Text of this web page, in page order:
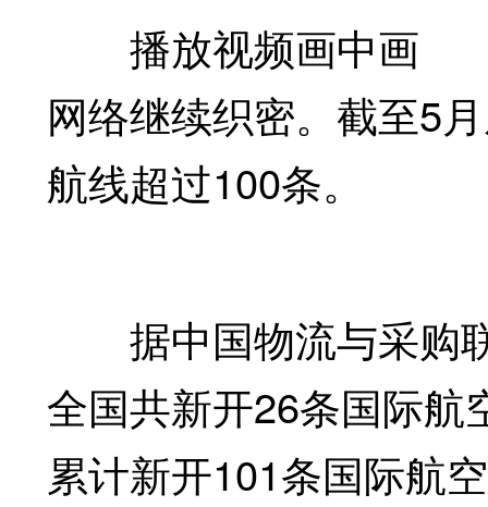
播放视频画中画
网络继续织密。截至5
航线超过100条。
据中国物流与采购
全国共新开26条国际航
累计新开101条国际航